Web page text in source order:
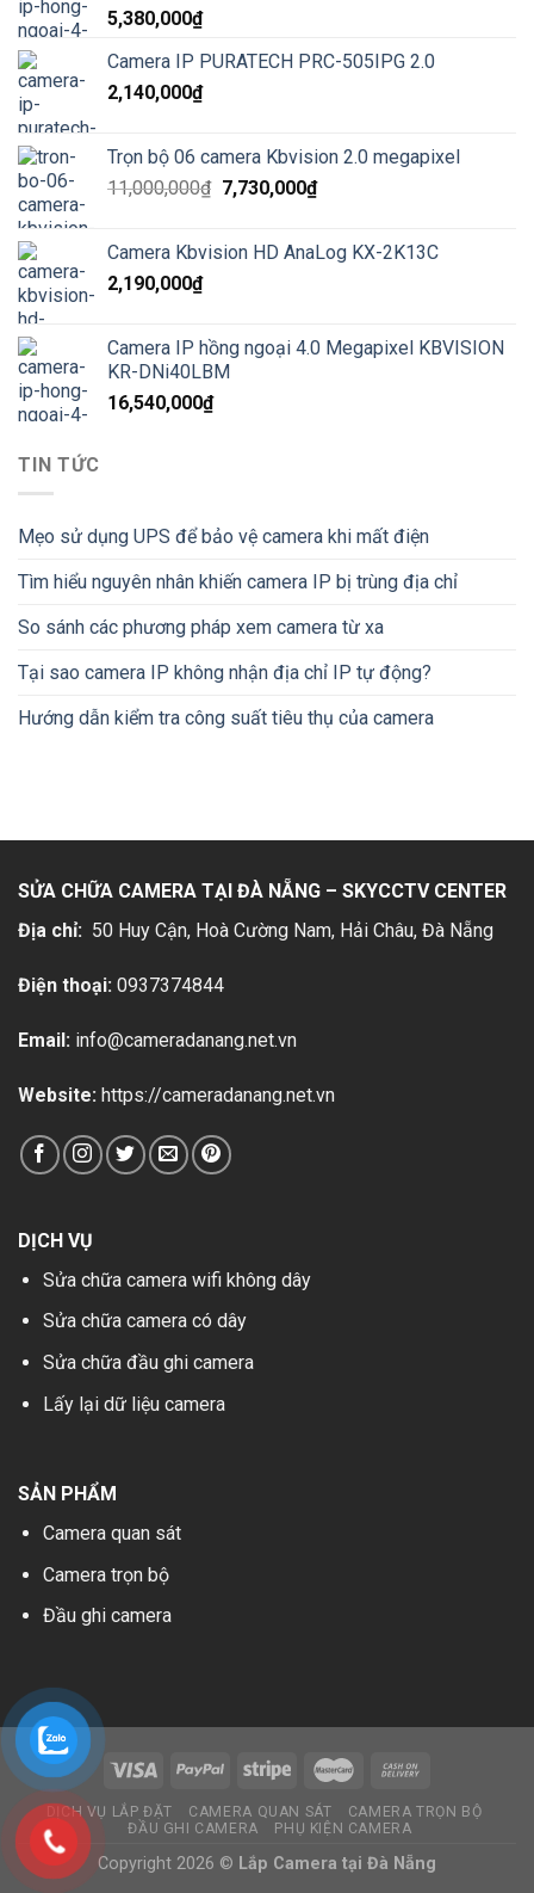
5,380,000₫
Camera IP PURATECH PRC-505IPG 2.0
2,140,000₫
Trọn bộ 06 camera Kbvision 2.0 megapixel
11,000,000₫ Giá
11,000,000₫.
7,730,000₫Giá
là:
Camera Kbvision HD AnaLog KX-2K13C
2,190,000₫
Camera IP hồng ngoại 4.0 Megapixel KBVISION
KR-DNi40LBM
16,540,000₫
TIN TỨC
Mẹo sử dụng UPS để bảo vệ camera khi mất điện
Tìm hiểu nguyên nhân khiến camera IP bị trùng địa chỉ
So sánh các phương pháp xem camera từ xa
Tại sao camera IP không nhận địa chỉ IP tự động?
Hướng dẫn kiểm tra công suất tiêu thụ của camera
SỬA CHỮA CAMERA TẠI ĐÀ NẴNG – SKYCCTV CENTER
Địa chỉ: 50 Huy Cận, Hoà Cường Nam, Hải Châu, Đà Nẵng
Điện thoại: 0937374844
Email: info@cameradanang.net.vn
Website: https://cameradanang.net.vn
DỊCH VỤ
Sửa chữa camera wifi không dây
Sửa chữa camera có dây
Sửa chữa đầu ghi camera
Lấy lại dữ liệu camera
SẢN PHẨM
Camera quan sát
Camera trọn bộ
Đầu ghi camera
DỊCH VỤ LẮP ĐẶT CAMERA QUAN SÁT
CAMERA TRỌN BỘ
ĐẦU GHI CAMERA
PHỤ KIỆN CAMERA
Copyright 2026 © Lắp Camera tại Đà Nẵng